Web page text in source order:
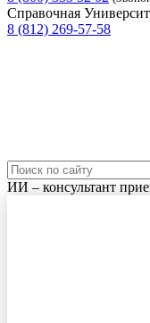
Справочная
8 (812) 269-57-58
ИИ – консультант